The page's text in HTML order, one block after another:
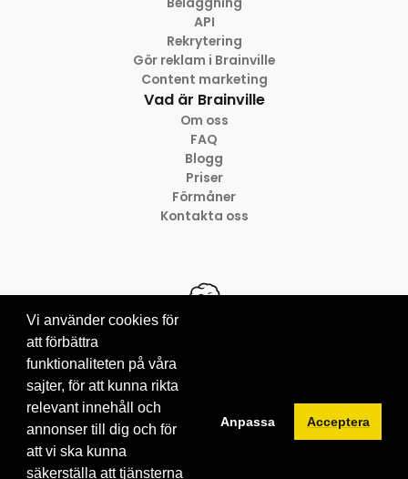
API
Rekrytering
Gör reklam i Brainville
Content marketing
Vad är Brainville
Om oss
FAQ
Blogg
Priser
Förmåner
Kontakta oss
© 2012-2026 Brainville AB
Villkor för tjänsten
Cookies
Vi använder cookies för
att förbättra
funktionaliteten på våra
sajter, för att kunna rikta
relevant innehåll och
annonser till dig och för
att vi ska kunna
säkerställa att tjänsterna
Anpassa Acceptera